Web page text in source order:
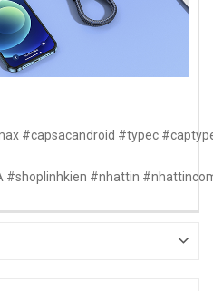
#capsacandroid #typec
#shoplinhkien #nhattin